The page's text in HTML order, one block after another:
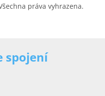
práva vyhrazena.
spojení